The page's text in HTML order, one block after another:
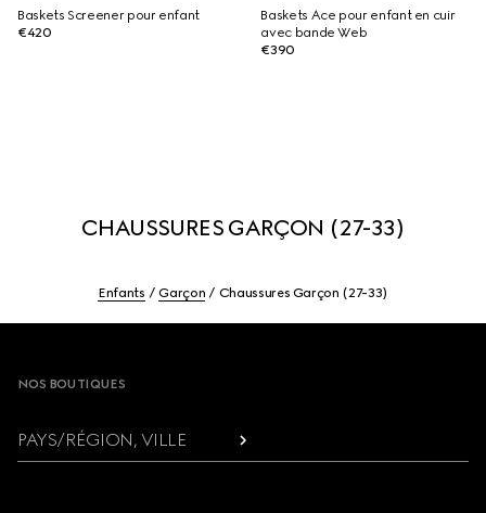
Baskets Screener pour enfant
€420
Baskets Ace pour enfant en cuir
avec bande Web
€390
CHAUSSURES GARÇON (27-33)
Enfants Garçon Chaussures Garçon (27-33)
NOS BOUTIQUES
PAYS/RÉGION, VILLE